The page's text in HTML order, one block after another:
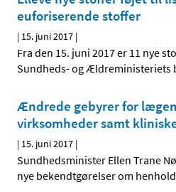
euforiserende stoffer
| 15. juni 2017 |
Fra den 15. juni 2017 er 11 nye
Sundheds- og Ældreministeriets
Ændrede gebyrer for
virksomheder samt
| 15. juni 2017 |
Sundhedsminister Ellen Trane
nye bekendtgørelser om